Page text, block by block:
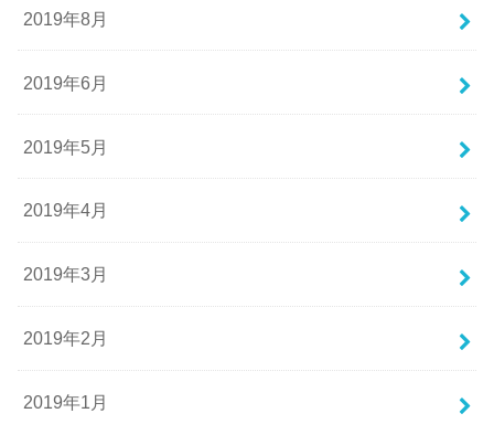
2019年8月
2019年6月
2019年5月
2019年4月
2019年3月
2019年2月
2019年1月